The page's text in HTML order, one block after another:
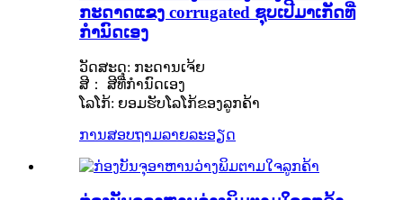
ກະດາດແຂງ corrugated ຊຸບເປີມາເກັດທີ່
ກຳນົດເອງ
ວັດສະດຸ: ກະດານເຈ້ຍ
ສີ： ສີທີ່ກຳນົດເອງ
ໂລໂກ້: ຍອມຮັບໂລໂກ້ຂອງລູກຄ້າ
ການສອບຖາມລາຍລະອຽດ